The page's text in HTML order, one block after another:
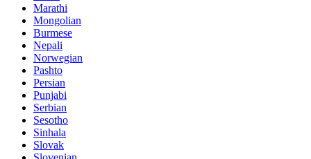
Marathi
Mongolian
Burmese
Nepali
Norwegian
Pashto
Persian
Punjabi
Serbian
Sesotho
Sinhala
Slovak